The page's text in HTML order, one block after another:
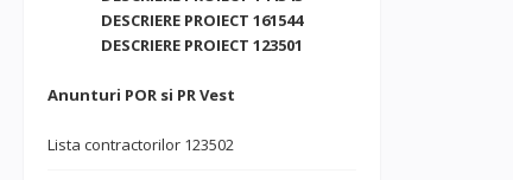
DESCRIERE PROIECT 161544
DESCRIERE PROIECT 123501
Anunturi POR si PR Vest
Lista contractorilor 123502